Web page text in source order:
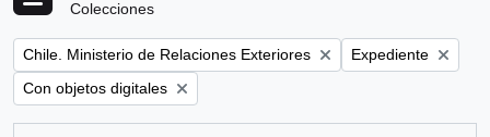
Colecciones
Remove filter:
Chile. Ministerio de Relaciones Exteriores Remove filter:
Expediente
Remove filter:
Con objetos digitales